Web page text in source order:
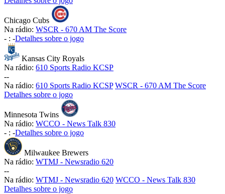
Chicago Cubs
Na rádio: WSCR - 670 AM The Score
- : -Detalhes sobre o jogo
Kansas City Royals
Na rádio: 610 Sports Radio KCSP
--
Na rádio: 610 Sports Radio KCSP WSCR - 670 AM The Score
Detalhes sobre o jogo
Minnesota Twins
Na rádio: WCCO - News Talk 830
- : -Detalhes sobre o jogo
Milwaukee Brewers
Na rádio: WTMJ - Newsradio 620
--
Na rádio: WTMJ - Newsradio 620 WCCO - News Talk 830
Detalhes sobre o jogo